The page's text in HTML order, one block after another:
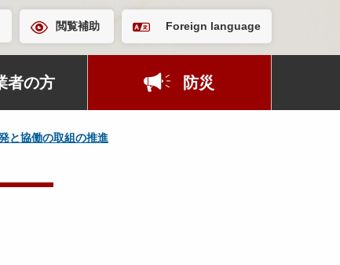
閲覧補助 Foreign language
者の方 防災
と協働の取組の推進